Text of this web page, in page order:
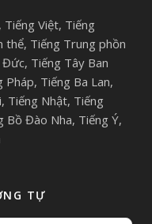
Tiếng Việt, Tiếng
thể, Tiếng Trung phồn
Tiếng Tây Ban
Pháp, Tiếng Ba Lan,
Tiếng Nhật, Tiếng
Bồ Đào Nha, Tiếng Ý,
TỰ